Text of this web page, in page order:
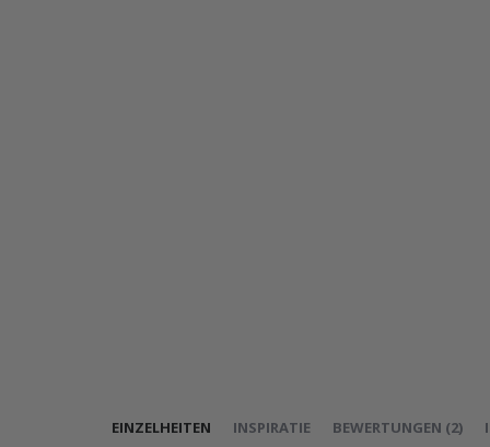
EINZELHEITEN INSPIRATIE BEWERTUNGEN (2)